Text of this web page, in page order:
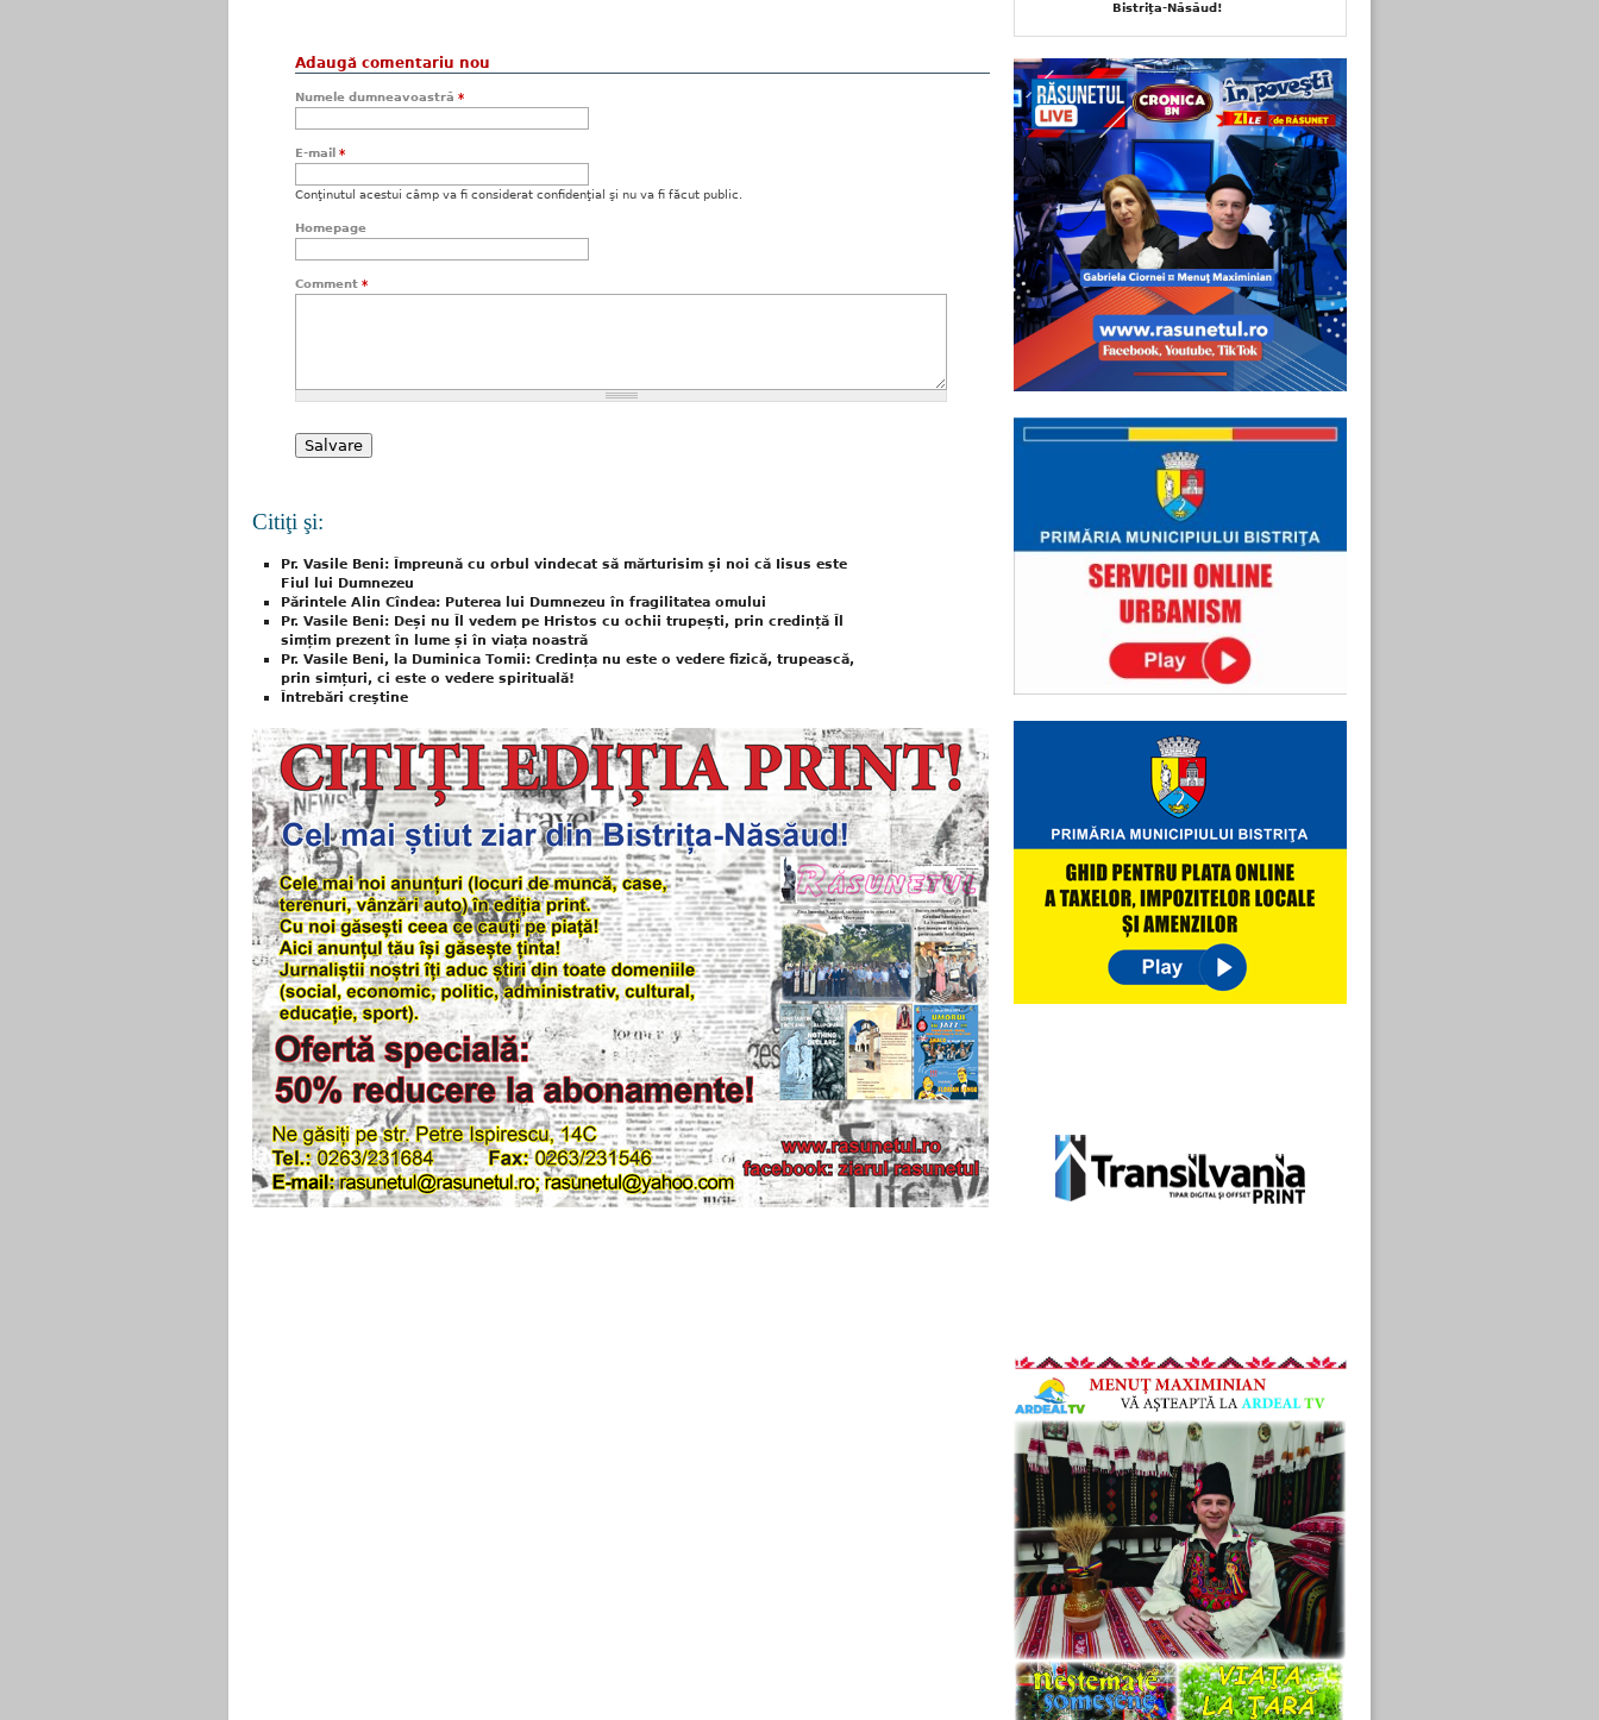
Adaugă comentariu nou
Numele dumneavoastră *
E-mail *
Conţinutul acestui câmp va fi considerat confidenţial şi nu va fi făcut public.
Homepage
Comment *
Citiţi şi:
Pr. Vasile Beni: Împreună cu orbul vindecat să mărturisim și noi că Iisus este
Fiul lui Dumnezeu
Părintele Alin Cîndea: Puterea lui Dumnezeu în fragilitatea omului
Pr. Vasile Beni: Deși nu Îl vedem pe Hristos cu ochii trupești, prin credință Îl
simțim prezent în lume și în viața noastră
Pr. Vasile Beni, la Duminica Tomii: Credința nu este o vedere fizică, trupească,
prin simțuri, ci este o vedere spirituală!
Întrebări creştine
Bistriţa-Năsăud!